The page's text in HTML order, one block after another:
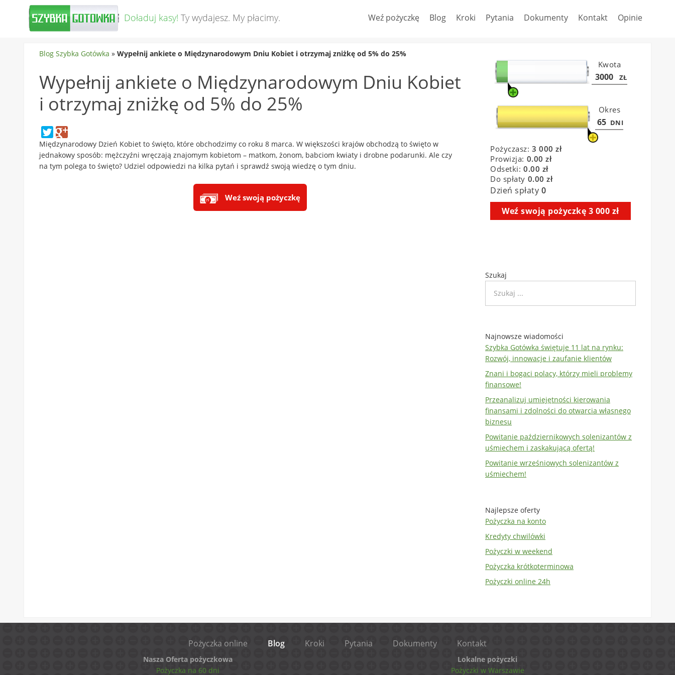
Doładuj kasy! Ty wydajesz. My płacimy. Weź pożyczkę Blog Kroki Pytania Dokumenty Kontakt Opinie
Blog Szybka Gotówka » Wypełnij ankiete o Międzynarodowym Dniu Kobiet i otrzymaj zniżkę od 5% do 25%
Wypełnij ankiete o Międzynarodowym Dniu Kobiet
i otrzymaj zniżkę od 5% do 25%
Międzynarodowy Dzień Kobiet to święto, które obchodzimy co roku 8 marca. W większości krajów obchodzą to święto w
jednakowy sposób: mężczyźni wręczają znajomym kobietom – matkom, żonom, babciom kwiaty i drobne podarunki. Ale czy
na tym polega to święto? Udziel odpowiedzi na kilka pytań i sprawdź swoją wiedzę o tym dniu.
Weź swoją pożyczkę
Szukaj
Najnowsze wiadomości
Szybka Gotówka świętuje 11 lat na rynku:
Rozwój, innowacje i zaufanie klientów
Znani i bogaci polacy, którzy mieli problemy
finansowe!
Przeanalizuj umiejętności kierowania
finansami i zdolności do otwarcia własnego
biznesu
Powitanie październikowych solenizantów z
uśmiechem i zaskakującą ofertą!
Powitanie wrześniowych solenizantów z
uśmiechem!
Najlepsze oferty
Pożyczka na konto
Kredyty chwilówki
Pożyczki w weekend
Pożyczka krótkoterminowa
Pożyczki online 24h
Pożyczka online Blog Kroki Pytania Dokumenty Kontakt
Nasza Oferta pożyczkowa
Pożyczka na 60 dni
Lokalne pożyczki
Pożyczki w Warszawie